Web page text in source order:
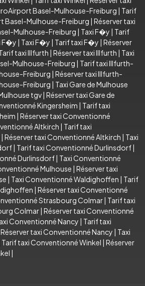
Basel-Mulhouse-Freiburg | Tarif
Basel-Mulhouse-Freiburg | Réserver taxi
Mulhouse-Freiburg | Taxi F�y | Tarif
F�y | Taxi F�y | Tarif taxi F�y | Réserver
taxi Illfurth | Réserver taxi Illfurth | Taxi
Mulhouse-Freiburg | Tarif taxi Illfurth-
Freiburg | Réserver taxi Illfurth-
Freiburg | Taxi Gare de Mulhouse
tgv| Réserver taxi Gare de
Kingersheim | Tarif taxi
| Réserver taxi Conventionné
Altkirch | Tarif taxi
| Réserver taxi Conventionné Altkirch | Taxi
| Tarif taxi Conventionné Durlinsdorf|
Durlinsdorf| Taxi Conventionné
Mulhouse | Réserver taxi
| Taxi Conventionné Waldighoffen | Tarif
| Réserver taxi Conventionné
Strasbourg Colmar| Tarif taxi
Colmar| Réserver taxi Conventionné
Conventionné Nancy | Tarif taxi
Réserver taxi Conventionné Nancy | Taxi
Tarif taxi Conventionné Winkel | Réserver
|